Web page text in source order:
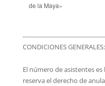
de la Maya»
CONDICIONES GENERALES:
El número de asistentes
reserva el derecho de